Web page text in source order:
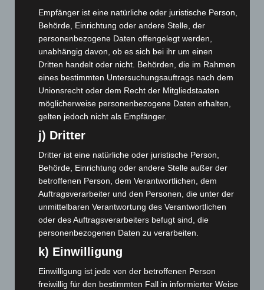
Februar 2024(103)
Januar 2024(111)
Dezember 2023(130)
November 2023(130)
Oktober 2023(114)
September 2023(133)
August 2023
Juli 2023(118)
Juni 2023(142)
Mai 2023(139)
April 2023(155)
März 2023(174)
Februar 2023(154)
Januar 2023(140)
Dezember 2022
(130)
November 2022 (167)
Empfänger ist eine natürliche oder juristische Person,
Behörde, Einrichtung oder andere Stelle, der
personenbezogene Daten offengelegt werden,
unabhängig davon, ob es sich bei ihr um einen
Dritten handelt oder nicht. Behörden, die im Rahmen
eines bestimmten Untersuchungsauftrags nach dem
Unionsrecht oder dem Recht der Mitgliedstaaten
möglicherweise personenbezogene Daten erhalten,
gelten jedoch nicht als Empfänger.
j) Dritter
Dritter ist eine natürliche oder juristische Person,
Behörde, Einrichtung oder andere Stelle außer der
betroffenen Person, dem Verantwortlichen, dem
Auftragsverarbeiter und den Personen, die unter der
unmittelbaren Verantwortung des Verantwortlichen
oder des Auftragsverarbeiters befugt sind, die
personenbezogenen Daten zu verarbeiten.
k) Einwilligung
Einwilligung ist jede von der betroffenen Person
freiwillig für den bestimmten Fall in informierter Weise